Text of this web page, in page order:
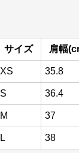
サイズ 肩幅
XS 35.8
S 36.4
M 37
L 38